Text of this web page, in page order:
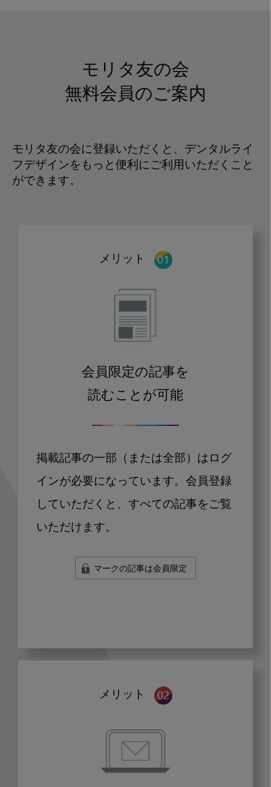
モリタ友の会
無料会員のご案内
モリタ友の会に登録いただくと、デンタルライ
フデザインをもっと便利にご利用いただくこと
ができます。
メリット
会員限定の記事を
読むことが可能
掲載記事の一部（または全部）はログ
インが必要になっています。会員登録
していただくと、すべての記事をご覧
いただけます。
マークの記事は会員限定
メリット